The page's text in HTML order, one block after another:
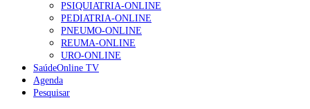
“Os programas de rastreio do cancro do pulmão são
custo-efetivos e representam um investimento
sustentável para os sistemas de saúde”
88 visualizações
PSIQUIATRIA-ONLINE
PEDIATRIA-ONLINE
PNEUMO-ONLINE
REUMA-ONLINE
URO-ONLINE
SaúdeOnline TV
Agenda
Pesquisar